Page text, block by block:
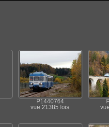
P1440764
vue 21385 fois